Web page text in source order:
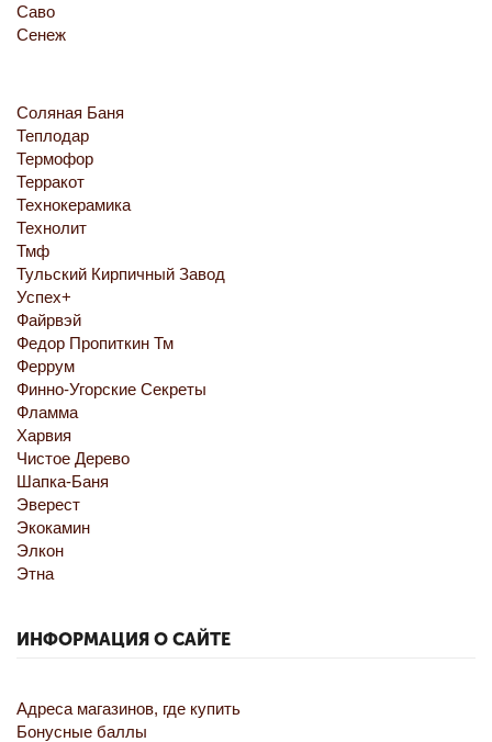
Саво
Сенеж
Соляная Баня
Теплодар
Термофор
Терракот
Технокерамика
Технолит
Тмф
Тульский Кирпичный Завод
Успех+
Файрвэй
Федор Пропиткин Тм
Феррум
Финно-Угорские Секреты
Фламма
Харвия
Чистое Дерево
Шапка-Баня
Эверест
Экокамин
Элкон
Этна
ИНФОРМАЦИЯ О САЙТЕ
Адреса магазинов, где купить
Бонусные баллы